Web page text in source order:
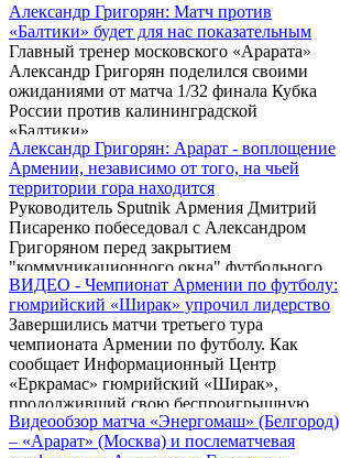
Александр Григорян: Матч против
«Балтики» будет для нас показательным
Главный тренер московского «Арарата»
Александр Григорян поделился своими
ожиданиями от матча 1/32 финала Кубка
России против калининградской
«Балтики».
Александр Григорян: Арарат - воплощение
Армении, независимо от того, на чьей
территории гора находится
Руководитель Sputnik Армения Дмитрий
Писаренко побеседовал с Александром
Григоряном перед закрытием
"коммуникационного окна" футбольного
тренера. Первый вопрос, вопреки законам
жанра, задал собеседник. Тренер
московского "Арарата" поинтересовался, о
чем пойдет речь, объяснив это намерением
взять вскоре паузу в общении с
журналистами.
ВИДЕО - Чемпионат Армении по футболу:
гюмрийский «Ширак» упрочил лидерство
Завершились матчи третьего тура
чемпионата Армении по футболу. Как
сообщает Информационный Центр
«Еркрамас» гюмрийский «Ширак»,
продолживший свою беспроигрышную
серию, упрочил лидерство и опережает
ближайшего преследователя на 4 очка.
Видеообзор матча «Энергомаш» (Белгород)
– «Арарат» (Москва) и послематчевая